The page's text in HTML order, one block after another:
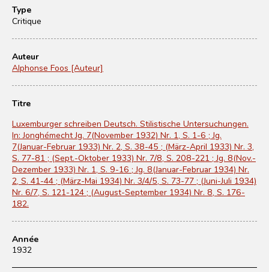
Type
Critique
Auteur
Alphonse Foos [Auteur]
Titre
Luxemburger schreiben Deutsch. Stilistische Untersuchungen.
In: Jonghémecht Jg. 7(November 1932) Nr. 1, S. 1-6 ; Jg.
7(Januar-Februar 1933) Nr. 2, S. 38-45 ; (März-April 1933) Nr. 3,
S. 77-81 ; (Sept.-Oktober 1933) Nr. 7/8, S. 208-221 ; Jg. 8(Nov.-
Dezember 1933) Nr. 1, S. 9-16 ; Jg. 8(Januar-Februar 1934) Nr.
2, S. 41-44 ; (März-Mai 1934) Nr. 3/4/5, S. 73-77 ; (Juni-Juli 1934)
Nr. 6/7, S. 121-124 ; (August-September 1934) Nr. 8, S. 176-
182.
Année
1932